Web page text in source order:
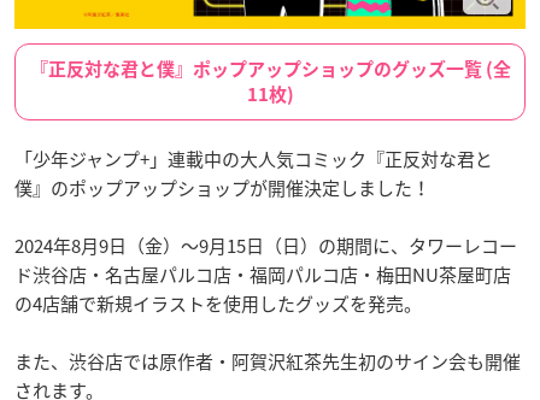
『正反対な君と僕』ポップアップショップのグッズ一覧 (全
11枚)
「少年ジャンプ+」連載中の大人気コミック『正反対な君と
僕』のポップアップショップが開催決定しました！
2024年8月9日（金）〜9月15日（日）の期間に、タワーレコー
ド渋谷店・名古屋パルコ店・福岡パルコ店・梅田NU茶屋町店
の4店舗で新規イラストを使用したグッズを発売。
また、渋谷店では原作者・阿賀沢紅茶先生初のサイン会も開催
されます。